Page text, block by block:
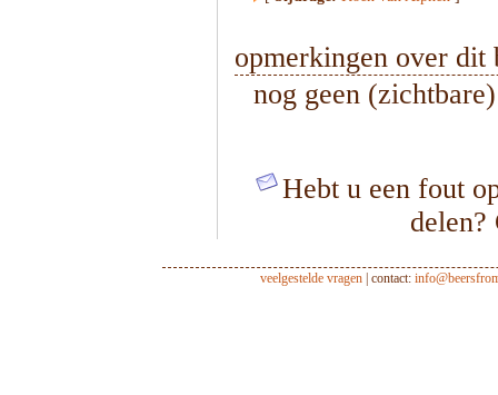
opmerkingen over dit
nog geen
Hebt u een fout
veelgestelde vragen| contact: